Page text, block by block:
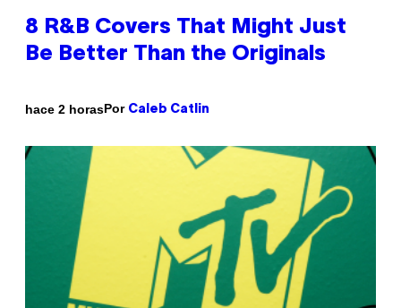
8 R&B Covers That Might Just
Be Better Than the Originals
hace 2 horasPor Caleb Catlin